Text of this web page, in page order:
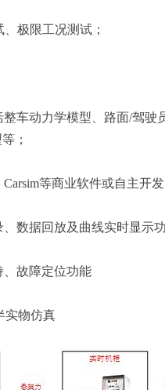
极限工况测试；
车动力学模型、路面/驾驶
；
等商业软件或自主开发
数据回放及曲线实时显示
故障定位功能
实物仿真